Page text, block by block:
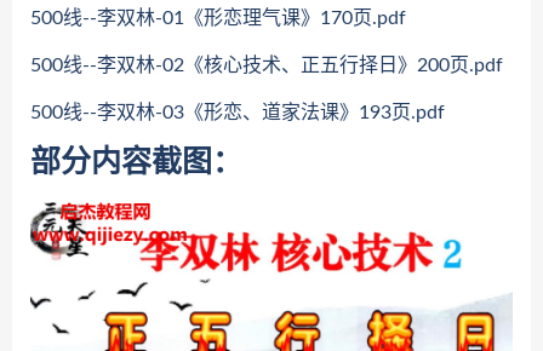
500线--李双林-01《形恋理气课》170页.pdf
500线--李双林-02《核心技术、正五行择日》200页.pdf
500线--李双林-03《形恋、道家法课》193页.pdf
部分内容截图：